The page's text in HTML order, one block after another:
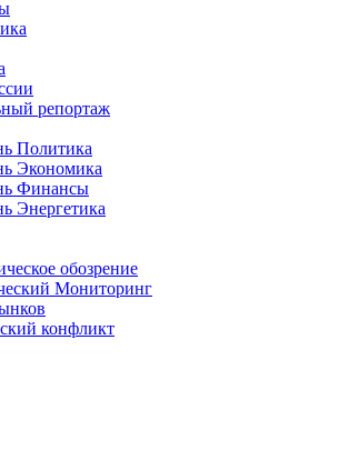
репортаж
Политика
Экономика
Финансы
Энергетика
обозрение
Мониторинг
конфликт